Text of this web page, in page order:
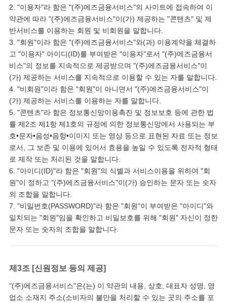
2. "이용자"라 함은 "(주)에즈금융서비스"의 사이트에 접속하여 이
약관에 따라 "(주)에즈금융서비스"이(가) 제공하는 "콘텐츠" 및 제
반서비스를 이용하는 회원 및 비회원을 말합니다.
3. "회원"이라 함은 "(주)에즈금융서비스"와(과) 이용계약을 체결하
고 "이용자" 아이디(ID)를 부여받은 "이용자"로서 "(주)에즈금융서
비스"의 정보를 지속적으로 제공받으며 "(주)에즈금융서비스"이
(가) 제공하는 서비스를 지속적으로 이용할 수 있는 자를 말합니다.
4. "비회원"이라 함은 "회원"이 아니면서 "(주)에즈금융서비스"이
(가) 제공하는 서비스를 이용하는 자를 말합니다.
5. "콘텐츠"라 함은 정보통신망이용촉진 및 정보보호 등에 관한 법
률 제2조 제1항 제1호의 규정에 의한 정보통신망에서 사용되는 부
호•문자•음성•음향•이미지 또는 영상 등으로 표현된 자료 또는 정보
로서, 그 보존 및 이용에 있어서 효용을 높일 수 있도록 전자적 형태
로 제작 또는 처리된 것을 말합니다.
6. "아이디(ID)"라 함은 "회원"의 식별과 서비스이용을 위하여 "회
원"이 정하고 "(주)에즈금융서비스"이(가) 승인하는 문자 또는 숫자
의 조합을 말합니다.
7. "비밀번호(PASSWORD)"라 함은 "회원"이 부여받은 "아이디"와
일치되는 "회원"임을 확인하고 비밀보호를 위해 "회원" 자신이 정한
문자 또는 숫자의 조합을 말합니다.
제3조 [신원정보 등의 제공]
"(주)에즈금융서비스"은(는) 이 약관의 내용, 상호, 대표자 성명, 영
업소 소재지 주소(소비자의 불만을 처리할 수 있는 곳의 주소를 포